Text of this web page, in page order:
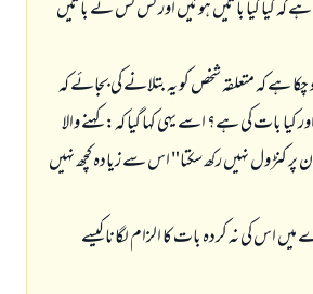
ہے کہ کیا کیا باتیں ہوئیں اور کس کس نے باتیں
ہے کہ متعلقہ شخص کو یہ بتلانے کی بجائے کہ
بات کی ہے؟ اسے یہی کہا گیا کہ: کہنے والا
پر کنڑول نہیں رکھ سکتا" اس سے زیادہ کچھ نہیں
اس کی نہ کردہ بات کا الزام لگانا کیسے